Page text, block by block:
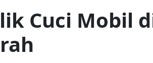
Motor Kompresor
Cuci Mobil